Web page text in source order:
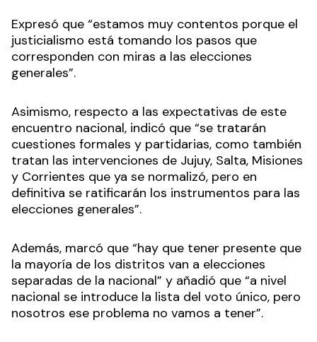
Expresó que “estamos muy contentos porque el
justicialismo está tomando los pasos que
corresponden con miras a las elecciones
generales”.
Asimismo, respecto a las expectativas de este
encuentro nacional, indicó que “se tratarán
cuestiones formales y partidarias, como también
tratan las intervenciones de Jujuy, Salta, Misiones
y Corrientes que ya se normalizó, pero en
definitiva se ratificarán los instrumentos para las
elecciones generales”.
Además, marcó que “hay que tener presente que
la mayoría de los distritos van a elecciones
separadas de la nacional” y añadió que “a nivel
nacional se introduce la lista del voto único, pero
nosotros ese problema no vamos a tener”.